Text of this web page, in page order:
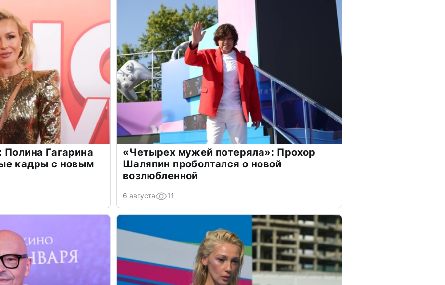
Гагарина
кадры с новым
«Четырех мужей потеряла»: Прохор
Шаляпин проболтался о новой
возлюбленной
6 августа 11